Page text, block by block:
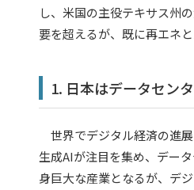
し、米国の主役テキサス州
要を超えるが、既に再エネ
1. 日本はデータセン
世界でデジタル経済の進
生成AIが注目を集め、デー
身巨大な産業となるが、デ